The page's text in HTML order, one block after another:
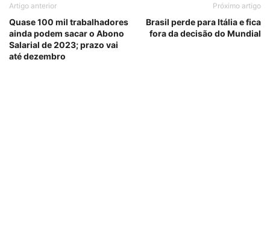
Artigo anterior
Quase 100 mil trabalhadores
ainda podem sacar o Abono
Salarial de 2023; prazo vai
até dezembro
Próximo artigo
Brasil perde para Itália e fica
fora da decisão do Mundial